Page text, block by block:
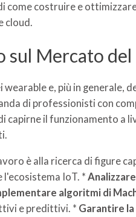
come costruire e
cloud.
sul Mercato
wearable e, più in generale,
di professionisti con
capirne il funzionamento a
è alla ricerca di figure
l'ecosistema IoT. *
algoritmi di
e predittivi. * Garantire la